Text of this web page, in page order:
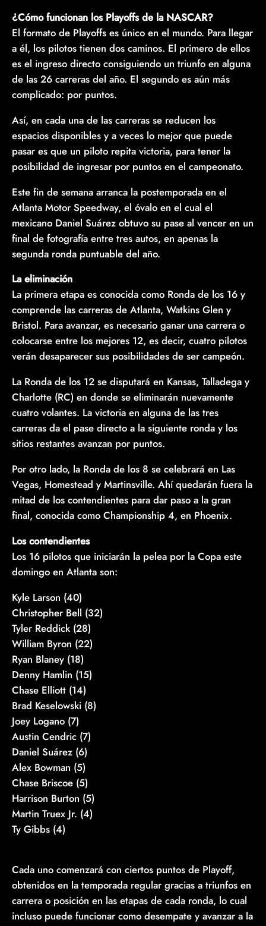
¿Cómo funcionan los Playoffs de la NASCAR?
El formato de Playoffs es único en el mundo. Para llegar
a él, los pilotos tienen dos caminos. El primero de ellos
es el ingreso directo consiguiendo un triunfo en alguna
de las 26 carreras del año. El segundo es aún más
complicado: por puntos.
Así, en cada una de las carreras se reducen los
espacios disponibles y a veces lo mejor que puede
pasar es que un piloto repita victoria, para tener la
posibilidad de ingresar por puntos en el campeonato.
Este fin de semana arranca la postemporada en el
Atlanta Motor Speedway, el óvalo en el cual el
mexicano Daniel Suárez obtuvo su pase al vencer en un
final de fotografía entre tres autos, en apenas la
segunda ronda puntuable del año.
La eliminación
La primera etapa es conocida como Ronda de los 16 y
comprende las carreras de Atlanta, Watkins Glen y
Bristol. Para avanzar, es necesario ganar una carrera o
colocarse entre los mejores 12, es decir, cuatro pilotos
verán desaparecer sus posibilidades de ser campeón.
La Ronda de los 12 se disputará en Kansas, Talladega y
Charlotte (RC) en donde se eliminarán nuevamente
cuatro volantes. La victoria en alguna de las tres
carreras da el pase directo a la siguiente ronda y los
sitios restantes avanzan por puntos.
Por otro lado, la Ronda de los 8 se celebrará en Las
Vegas, Homestead y Martinsville. Ahí quedarán fuera la
mitad de los contendientes para dar paso a la gran
final, conocida como Championship 4, en Phoenix.
Los contendientes
Los 16 pilotos que iniciarán la pelea por la Copa este
domingo en Atlanta son:
Kyle Larson (40)
Christopher Bell (32)
Tyler Reddick (28)
William Byron (22)
Ryan Blaney (18)
Denny Hamlin (15)
Chase Elliott (14)
Brad Keselowski (8)
Joey Logano (7)
Austin Cendric (7)
Daniel Suárez (6)
Alex Bowman (5)
Chase Briscoe (5)
Harrison Burton (5)
Martin Truex Jr. (4)
Ty Gibbs (4)
Cada uno comenzará con ciertos puntos de Playoff,
obtenidos en la temporada regular gracias a triunfos en
carrera o posición en las etapas de cada ronda, lo cual
incluso puede funcionar como desempate y avanzar a la